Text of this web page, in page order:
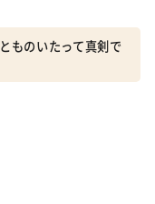
ものいたって真剣で